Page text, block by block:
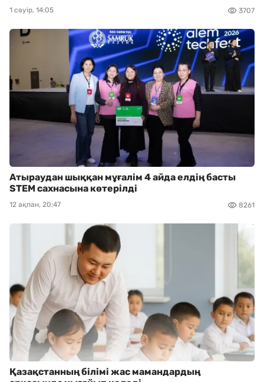
1 сәуір, 14:05 3707
Атыраудан шыққан мұғалім 4 айда елдің басты
STEM сахнасына көтерілді
12 ақпан, 20:47 8261
Қазақстанның білімі жас мамандардың